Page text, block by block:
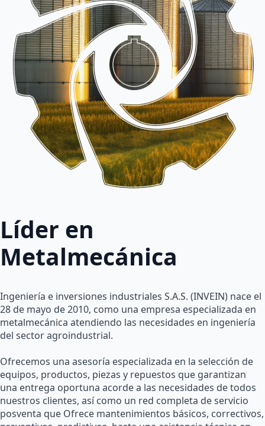
Líder en
Metalmecánica
Ingeniería e inversiones industriales S.A.S. (INVEIN) nace el
28 de mayo de 2010, como una empresa especializada en
metalmecánica atendiendo las necesidades en ingeniería
del sector agroindustrial.
Ofrecemos una asesoría especializada en la selección de
equipos, productos, piezas y repuestos que garantizan
una entrega oportuna acorde a las necesidades de todos
nuestros clientes, así como un red completa de servicio
posventa que Ofrece mantenimientos básicos, correctivos,